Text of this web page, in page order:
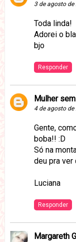
3 de agosto
Toda linda!
Adorei o
bjo
Responder
Mulher
4 de agosto
Gente,
boba!! :D
Só na
deu pra ver
Luciana
Responder
Margareth